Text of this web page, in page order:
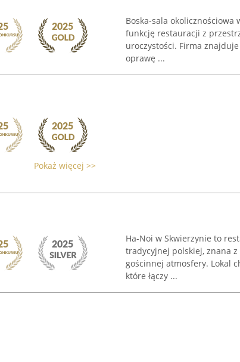
Boska-sala okolicznościowa
funkcję restauracji z
uroczystości. Firma
oprawę ...
Pokaż więcej >>
Ha-Noi w Skwierzynie to
tradycyjnej polskiej, znana
gościnnej atmosfery. Lokal
które łączy ...